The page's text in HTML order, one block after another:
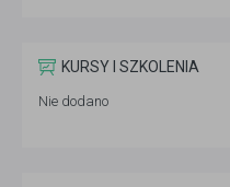
KURSY I SZKOLENIA
Nie dodano